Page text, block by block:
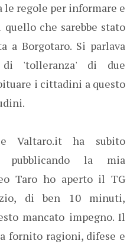
le regole per informare e
che sarebbe stato
a Borgotaro. Si parlava
'tolleranza' di due
i cittadini a questo
Valtaro.it ha subito
la mia
Taro ho aperto il TG
di ben 10 minuti,
mancato impegno. Il
fornito ragioni, difese e